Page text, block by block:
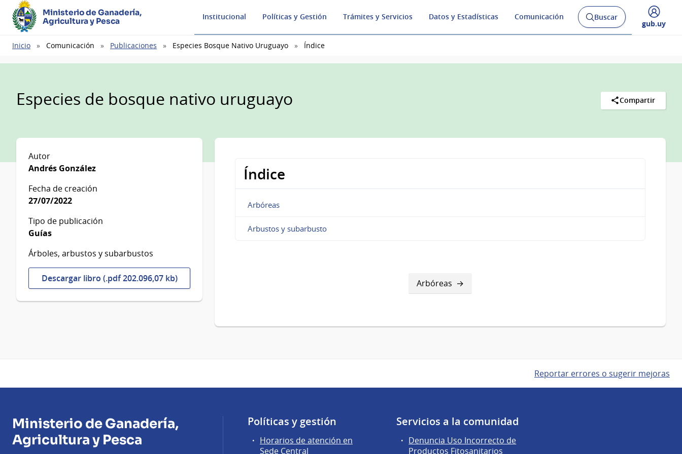
Ministerio de Ganadería,
Agricultura y Pesca
Institucional Políticas y Gestión Trámites y Servicios Datos y Estadísticas Comunicación
Abrir
buscador
Buscar
Desplegar
gub.uy
Ruta
Inicio Comunicación Publicaciones Especies Bosque Nativo Uruguayo Índice
Especies de bosque nativo uruguayo Compartir
Autor
Andrés González
Fecha de creación
27/07/2022
Tipo de publicación
Guías
Árboles, arbustos y subarbustos
Descargar libro (.pdf 202.096,07 kb)
Índice
Arbóreas
Arbustos y subarbusto
Arbóreas
Reportar errores o sugerir mejoras
Ministerio de Ganadería,
Agricultura y Pesca
Políticas y gestión
Horarios de atención en
Sede Central
Servicios a la comunidad
Denuncia Uso Incorrecto de
Productos Fitosanitarios